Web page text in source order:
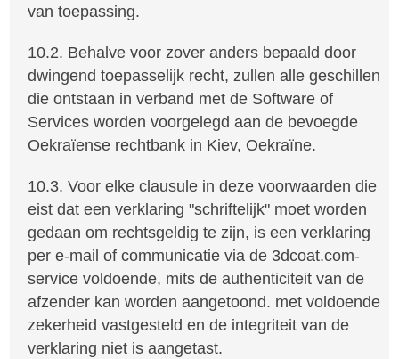
van toepassing.
10.2. Behalve voor zover anders bepaald door
dwingend toepasselijk recht, zullen alle geschillen
die ontstaan in verband met de Software of
Services worden voorgelegd aan de bevoegde
Oekraïense rechtbank in Kiev, Oekraïne.
10.3. Voor elke clausule in deze voorwaarden die
eist dat een verklaring "schriftelijk" moet worden
gedaan om rechtsgeldig te zijn, is een verklaring
per e-mail of communicatie via de 3dcoat.com-
service voldoende, mits de authenticiteit van de
afzender kan worden aangetoond. met voldoende
zekerheid vastgesteld en de integriteit van de
verklaring niet is aangetast.